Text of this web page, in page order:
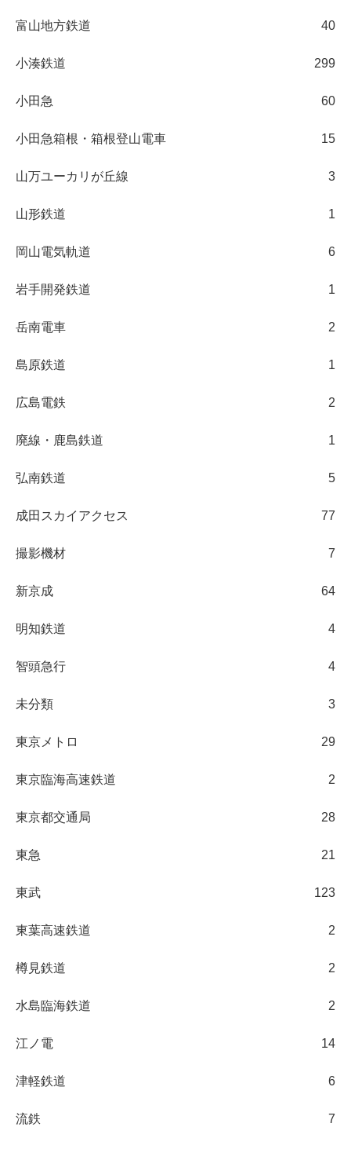
富山地方鉄道 40
小湊鉄道 299
小田急 60
小田急箱根・箱根登山電車 15
山万ユーカリが丘線 3
山形鉄道 1
岡山電気軌道 6
岩手開発鉄道 1
岳南電車 2
島原鉄道 1
広島電鉄 2
廃線・鹿島鉄道 1
弘南鉄道 5
成田スカイアクセス 77
撮影機材 7
新京成 64
明知鉄道 4
智頭急行 4
未分類 3
東京メトロ 29
東京臨海高速鉄道 2
東京都交通局 28
東急 21
東武 123
東葉高速鉄道 2
樽見鉄道 2
水島臨海鉄道 2
江ノ電 14
津軽鉄道 6
流鉄 7